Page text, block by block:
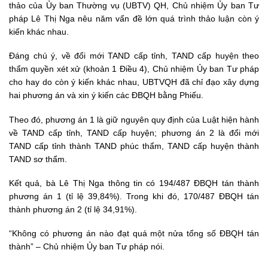
thảo của Ủy ban Thường vụ (UBTV) QH, Chủ nhiệm Ủy ban Tư
pháp Lê Thị Nga nêu năm vấn đề lớn quá trình thảo luận còn ý
kiến khác nhau.
Đáng chú ý, về đổi mới TAND cấp tỉnh, TAND cấp huyện theo
thẩm quyền xét xử (khoản 1 Điều 4), Chủ nhiệm Ủy ban Tư pháp
cho hay do còn ý kiến khác nhau, UBTVQH đã chỉ đạo xây dựng
hai phương án và xin ý kiến các ĐBQH bằng Phiếu.
Theo đó, phương án 1 là giữ nguyên quy định của Luật hiện hành
về TAND cấp tỉnh, TAND cấp huyện; phương án 2 là đổi mới
TAND cấp tỉnh thành TAND phúc thẩm, TAND cấp huyện thành
TAND sơ thẩm.
Kết quả, bà Lê Thị Nga thông tin có 194/487 ĐBQH tán thành
phương án 1 (tỉ lệ 39,84%). Trong khi đó, 170/487 ĐBQH tán
thành phương án 2 (tỉ lệ 34,91%).
“Không có phương án nào đạt quá một nửa tổng số ĐBQH tán
thành” – Chủ nhiệm Ủy ban Tư pháp nói.